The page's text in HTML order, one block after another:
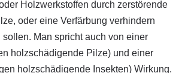
Holzwerkstoffen durch zerstörende
oder eine Verfärbung verhindern
sollen. Man spricht auch von einer
holzschädigende Pilze) und einer
holzschädigende Insekten) Wirkung.